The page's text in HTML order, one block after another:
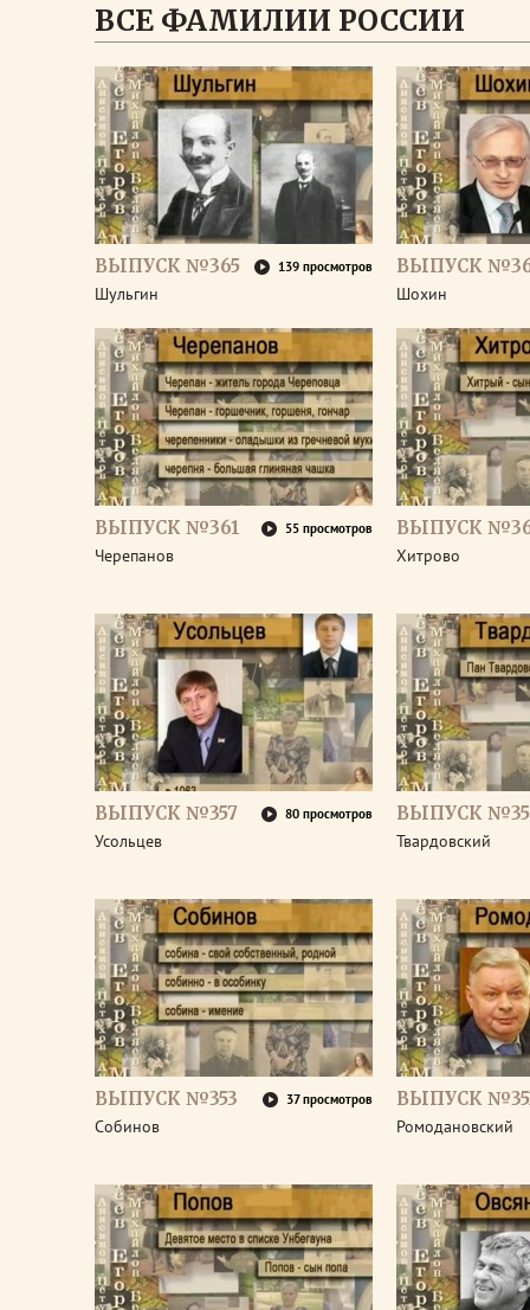
ВСЕ ФАМИЛИИ РОССИИ
ВЫПУСК №365 139 просмотров
Шульгин
ВЫПУСК
Шохин
ВЫПУСК №361 55 просмотров
Черепанов
ВЫПУСК
Хитрово
ВЫПУСК №357 80 просмотров
Усольцев
ВЫПУСК
Твардовский
ВЫПУСК №353 37 просмотров
Собинов
ВЫПУСК
Ромодановский